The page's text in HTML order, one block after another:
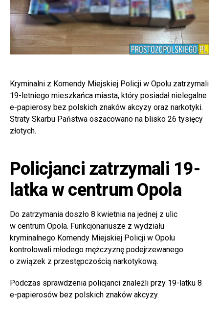
Kryminalni z Komendy Miejskiej Policji w Opolu zatrzymali
19-letniego mieszkańca miasta, który posiadał nielegalne
e-papierosy bez polskich znaków akcyzy oraz narkotyki.
Straty Skarbu Państwa oszacowano na blisko 26 tysięcy
złotych.
Policjanci zatrzymali 19-
latka w centrum Opola
Do zatrzymania doszło 8 kwietnia na jednej z ulic
w centrum Opola. Funkcjonariusze z wydziału
kryminalnego Komendy Miejskiej Policji w Opolu
kontrolowali młodego mężczyznę podejrzewanego
o związek z przestępczością narkotykową.
Podczas sprawdzenia policjanci znaleźli przy 19-latku 8
e-papierosów bez polskich znaków akcyzy.